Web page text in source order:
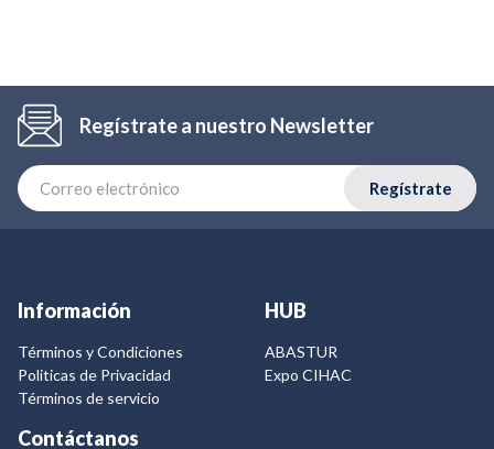
Regístrate a nuestro Newsletter
Regístrate
Información
Términos y Condiciones
Politicas de Privacidad
Términos de servicio
HUB
ABASTUR
Expo CIHAC
Contáctanos